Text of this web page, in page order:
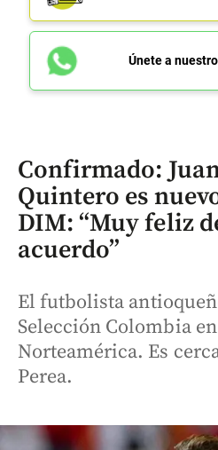
Únete a
Confirmado:
Quintero es
DIM: “Muy feliz
acuerdo”
El futbolista
Selección Colombia
Norteamérica. Es
Perea.